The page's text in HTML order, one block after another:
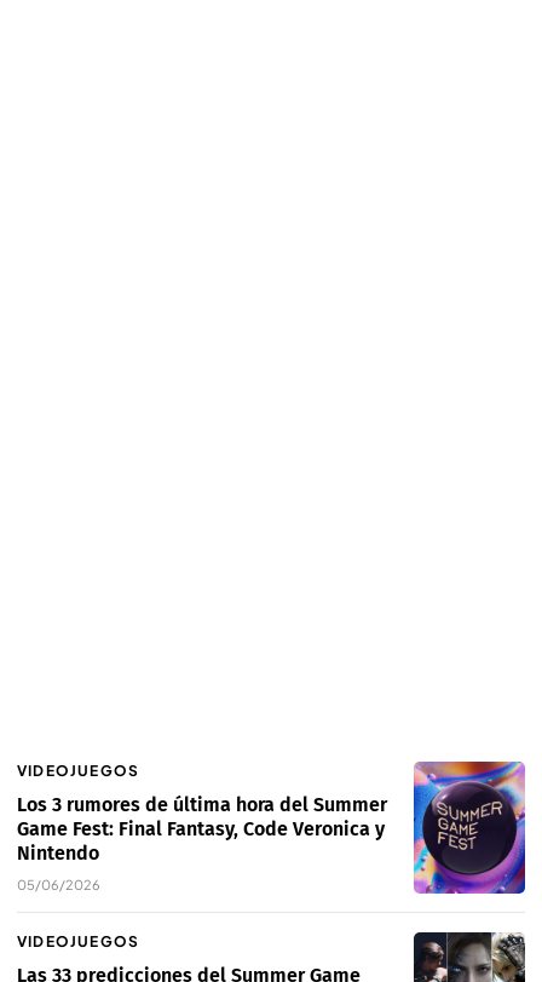
VIDEOJUEGOS
Los 3 rumores de última hora del Summer
Game Fest: Final Fantasy, Code Veronica y
Nintendo
05/06/2026
VIDEOJUEGOS
Las 33 predicciones del Summer Game